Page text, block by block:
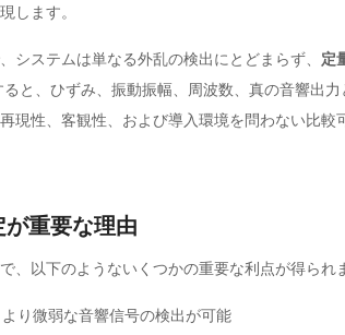
します。
システムは単なる外乱の検出にとどまらず、 定
ると、ひずみ、振動振幅、周波数、真の音響出
現性、客観性、および導入環境を問わない比
重要な理由
、以下のようないくつかの重要な利点が得られ
り微弱な音響信号の検出が可能